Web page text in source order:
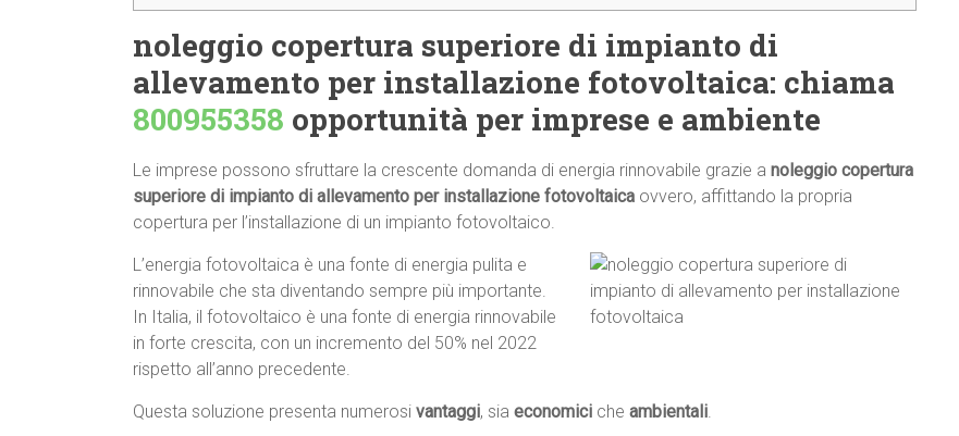
noleggio copertura superiore di impianto di
allevamento per installazione fotovoltaica: chiama
800955358 opportunità per imprese e ambiente
Le imprese possono sfruttare la crescente domanda di energia rinnovabile grazie a noleggio copertura
superiore di impianto di allevamento per installazione fotovoltaica ovvero, affittando la propria
copertura per l’installazione di un impianto fotovoltaico.
L’energia fotovoltaica è una fonte di energia pulita e
rinnovabile che sta diventando sempre più importante.
In Italia, il fotovoltaico è una fonte di energia rinnovabile
in forte crescita, con un incremento del 50% nel 2022
rispetto all’anno precedente.
Questa soluzione presenta numerosi vantaggi, sia economici che ambientali.